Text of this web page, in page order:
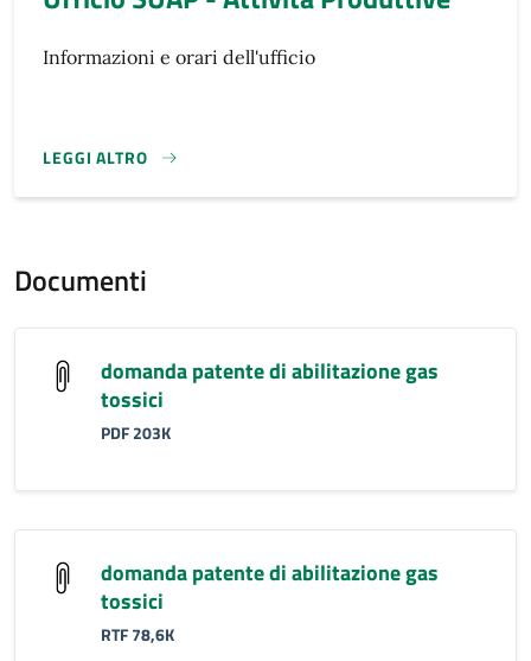
Informazioni e orari dell'ufficio
LEGGI ALTRO
}
Documenti
domanda patente di abilitazione gas
tossici
PDF 203K
domanda patente di abilitazione gas
tossici
RTF 78,6K